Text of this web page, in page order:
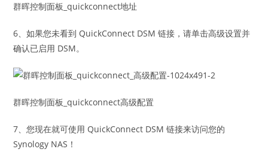
群晖控制面板_quickconnect地址
6、如果您未看到 QuickConnect DSM 链接，请单击高级设置并
确认已启用 DSM。
群晖控制面板_quickconnect高级配置
7、您现在就可使用 QuickConnect DSM 链接来访问您的
Synology NAS！